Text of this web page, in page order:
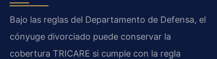
Bajo las reglas del Departamento de Defensa, el
cónyuge divorciado puede conservar la
cobertura TRICARE si cumple con la regla